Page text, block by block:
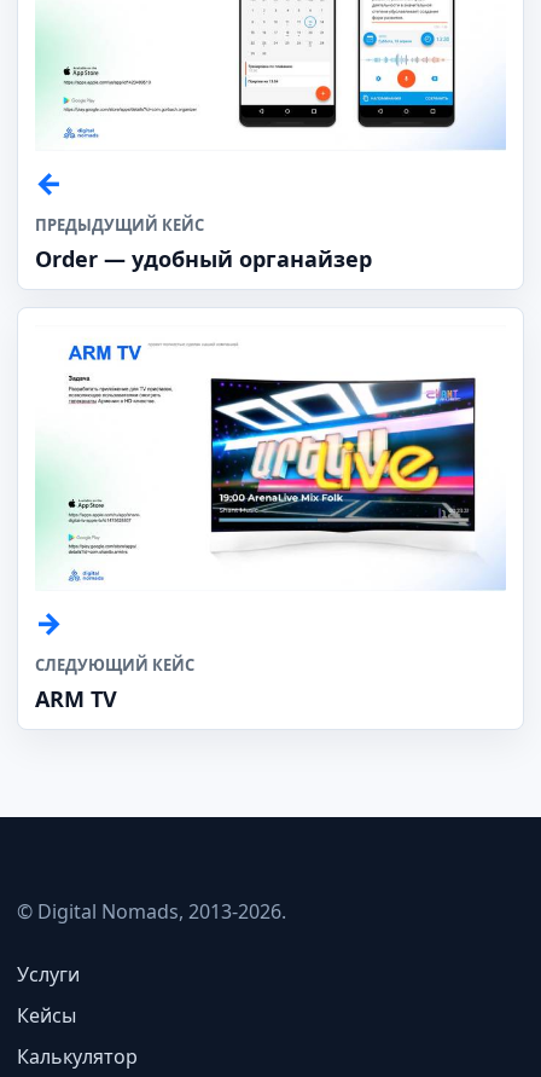
ПРЕДЫДУЩИЙ КЕЙС
Order — удобный органайзер
СЛЕДУЮЩИЙ КЕЙС
ARM TV
© Digital Nomads, 2013-2026.
Услуги
Кейсы
Калькулятор